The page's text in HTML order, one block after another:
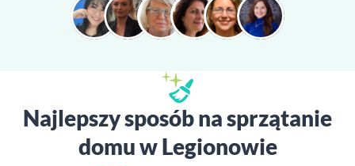
Najlepszy sposób na sprzątanie
domu w Legionowie